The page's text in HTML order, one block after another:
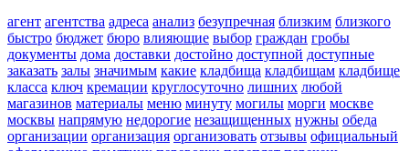
агент агентства адреса анализ безупречная близким близкого
быстро бюджет бюро влияющие выбор граждан гробы
документы дома доставки достойно доступной доступные
заказать залы значимым какие кладбища кладбищам кладбище
класса ключ кремации круглосуточно лишних любой
магазинов материалы меню минуту могилы морги москве
москвы напрямую недорогие незащищенных нужны обеда
организации организация организовать отзывы официальный